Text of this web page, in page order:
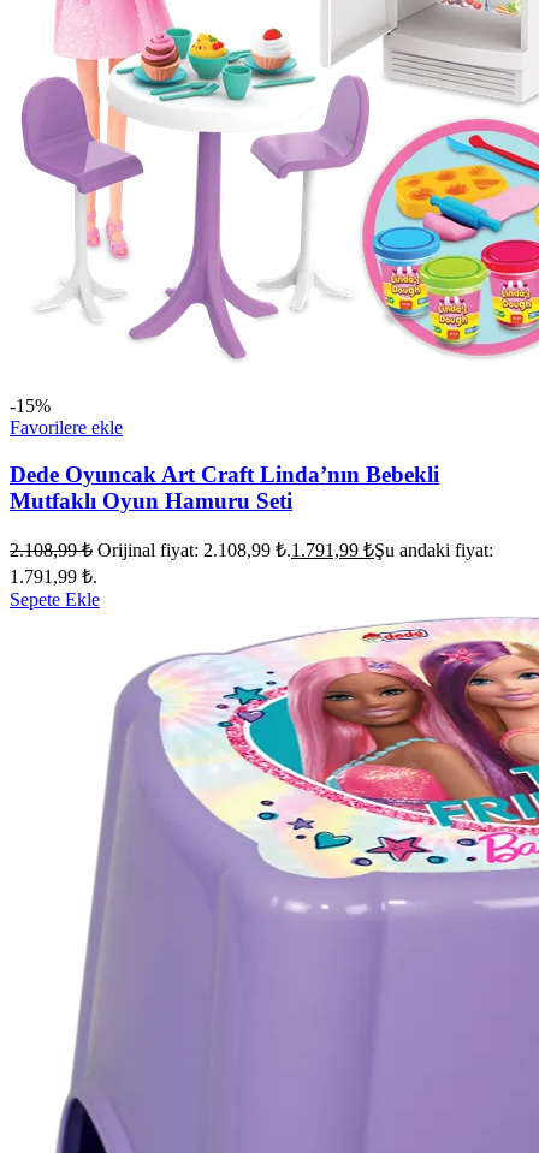
-15%
Favorilere ekle
Dede Oyuncak Art Craft Linda’nın Bebekli
Mutfaklı Oyun Hamuru Seti
2.108,99₺ Orijinal fiyat: 2.108,99 ₺.1.791,99 ₺Şu andaki fiyat:
1.791,99 ₺.
Sepete Ekle